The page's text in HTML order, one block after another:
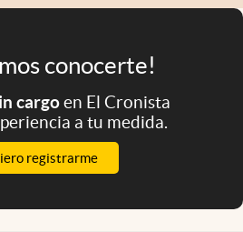
conocerte!
cargoen El Cronista
a tu medida.
registrarme